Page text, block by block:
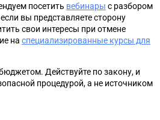
посетить вебинары с разбором
вы представляете сторону
свои интересы при отмене
на специализированные курсы для
Действуйте по закону, и
процедурой, а не источником